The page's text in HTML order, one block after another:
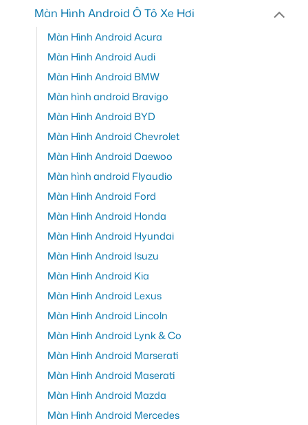
Màn Hình Android Ô Tô Xe Hơi
Màn Hình Android Acura
Màn Hình Android Audi
Màn Hình Android BMW
Màn hình android Bravigo
Màn Hình Android BYD
Màn Hình Android Chevrolet
Màn Hình Android Daewoo
Màn hình android Flyaudio
Màn Hình Android Ford
Màn Hình Android Honda
Màn Hình Android Hyundai
Màn Hình Android Isuzu
Màn Hình Android Kia
Màn Hình Android Lexus
Màn Hình Android Lincoln
Màn Hình Android Lynk & Co
Màn Hình Android Marserati
Màn Hình Android Maserati
Màn Hình Android Mazda
Màn Hình Android Mercedes